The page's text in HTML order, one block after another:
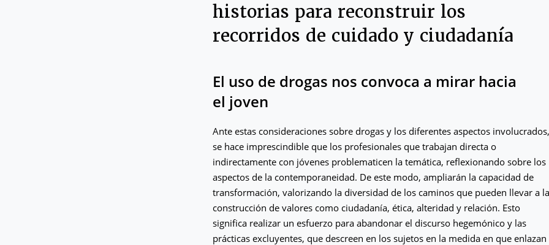
historias para reconstruir los
recorridos de cuidado y ciudadanía
El uso de drogas nos convoca a mirar hacia
el joven
Ante estas consideraciones sobre drogas y los diferentes aspectos involucrados,
se hace imprescindible que los profesionales que trabajan directa o
indirectamente con jóvenes problematicen la temática, reflexionando sobre los
aspectos de la contemporaneidad. De este modo, ampliarán la capacidad de
transformación, valorizando la diversidad de los caminos que pueden llevar a la
construcción de valores como ciudadanía, ética, alteridad y relación. Esto
significa realizar un esfuerzo para abandonar el discurso hegemónico y las
prácticas excluyentes, que descreen en los sujetos en la medida en que enlazan